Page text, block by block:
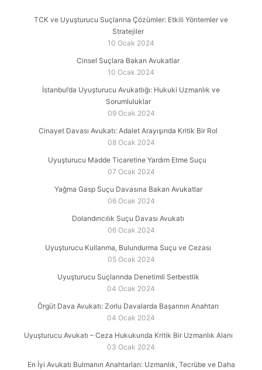
TCK ve Uyuşturucu Suçlarına Çözümler: Etkili Yöntemler ve
Stratejiler
10 Ocak 2024
Cinsel Suçlara Bakan Avukatlar
10 Ocak 2024
İstanbul’da Uyuşturucu Avukatlığı: Hukuki Uzmanlık ve
Sorumluluklar
09 Ocak 2024
Cinayet Davası Avukatı: Adalet Arayışında Kritik Bir Rol
08 Ocak 2024
Uyuşturucu Madde Ticaretine Yardım Etme Suçu
07 Ocak 2024
Yağma Gasp Suçu Davasına Bakan Avukatlar
06 Ocak 2024
Dolandırıcılık Suçu Davası Avukatı
06 Ocak 2024
Uyuşturucu Kullanma, Bulundurma Suçu ve Cezası
05 Ocak 2024
Uyuşturucu Suçlarında Denetimli Serbestlik
04 Ocak 2024
Örgüt Dava Avukatı: Zorlu Davalarda Başarının Anahtarı
04 Ocak 2024
Uyuşturucu Avukatı – Ceza Hukukunda Kritik Bir Uzmanlık Alanı
03 Ocak 2024
En İyi Avukatı Bulmanın Anahtarları: Uzmanlık, Tecrübe ve Daha